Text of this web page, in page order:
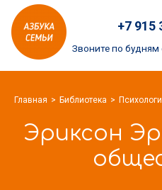
Азбука
семьи
logo
+7 915
Звоните по
Главная Библиотека
Эриксон